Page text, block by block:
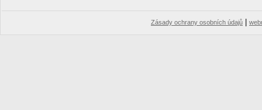
Zásady ochrany osobních údajů